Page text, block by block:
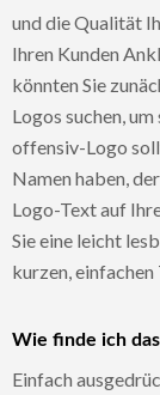
und die Qualität
Ihren Kunden
könnten Sie
Logos suchen,
offensiv-Logo
Namen haben,
Logo-Text auf
Sie eine leicht
kurzen, einfachen
Wie finde ich
Einfach